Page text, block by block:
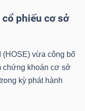
phiếu cơ sở
(HOSE) vừa công bố
chứng khoán cơ sở
kỳ phát hành